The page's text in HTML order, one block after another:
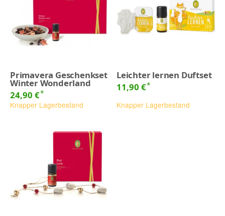
Primavera Geschenkset
Winter Wonderland
24,90 €*
Knapper Lagerbestand
Leichter lernen Duftset
11,90 €*
Knapper Lagerbestand